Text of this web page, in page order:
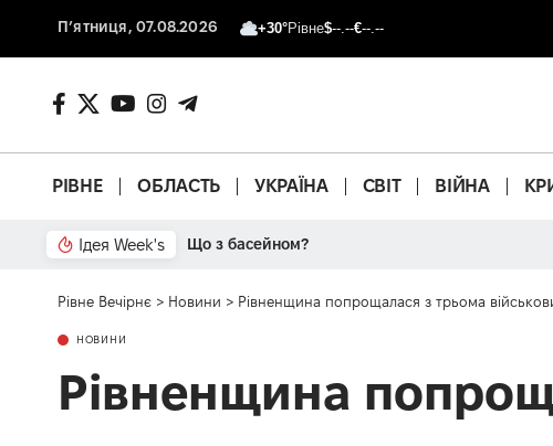
П’ятниця, 07.08.2026 +30°Рівне$--.--€--.--
РІВНЕ ОБЛАСТЬ УКРАЇНА СВІТ ВІЙНА
Ідея Week's Від паркану до картонки
Рівне Вечірнє > Новини > Рівненщина попрощалася з трьома
НОВИНИ
Рівненщина